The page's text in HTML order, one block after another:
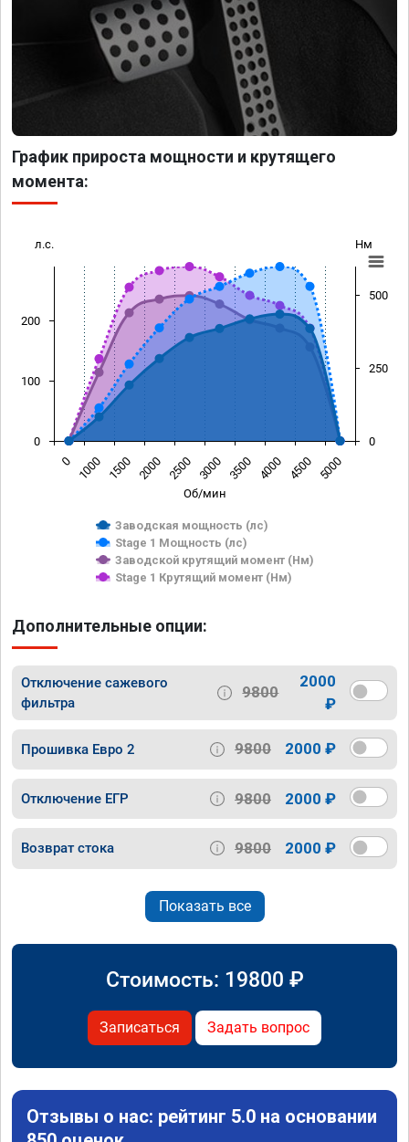
График прироста мощности и крутящего
момента:
Об/мин
л.с. Нм
Заводская мощность (лс)
Stage 1 Мощность (лс)
Заводской крутящий момент (Нм)
Stage 1 Крутящий момент (Нм)
0 1000 1500 2000 2500 3000 3500 4000 4500 5000
0
100
200
0
250
500
Дополнительные опции:
Отключение сажевого
фильтра
9800
2000
₽
Прошивка Евро 2 9800 2000 ₽
Отключение ЕГР 9800 2000 ₽
Возврат стока 9800 2000 ₽
Показать все
Стоимость: 19800 ₽
Записаться Задать вопрос
Отзывы о нас: рейтинг 5.0 на основании